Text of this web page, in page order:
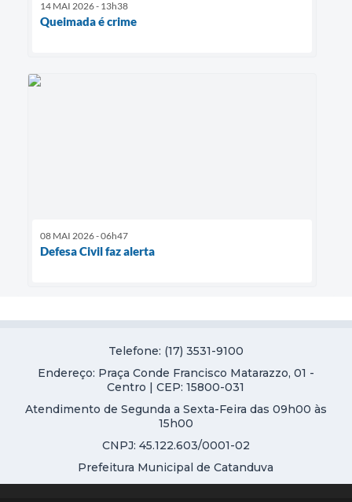
14 MAI 2026 - 13h38
Queimada é crime
08 MAI 2026 - 06h47
Defesa Civil faz alerta
Telefone: (17) 3531-9100
Endereço: Praça Conde Francisco Matarazzo, 01 -
Centro | CEP: 15800-031
Atendimento de Segunda a Sexta-Feira das 09h00 às
15h00
CNPJ: 45.122.603/0001-02
Prefeitura Municipal de Catanduva